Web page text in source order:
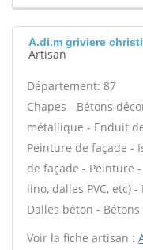
A.di.m griviere
Artisan
Département: 87
Chapes - Bétons
métallique - Enduit
Peinture de façade -
de façade - Peinture
lino, dalles PVC, etc)
Dalles béton - Bétons
Voir la fiche artisan :